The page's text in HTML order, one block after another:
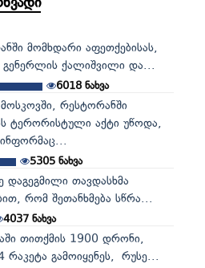
მომხდარი აფეთქებისას,
ქალიშვილი და...
6018 ნახვა
მოსკოვში, რესტორანში
ტერორისტული აქტი უწოდა,
5305ნახვა
დაგეგმილი თავდასხმა
რომ შეთანხმება სწრა...
4037ნახვა
თითქმის 1900 დრონი,
გამოიყენეს, რუსე...